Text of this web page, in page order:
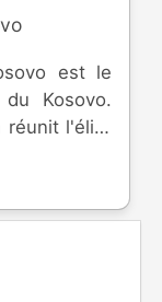
est le
Kosovo.
réunit l'élite